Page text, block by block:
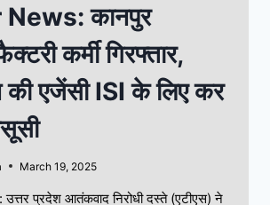
कानपुर
कर्मी गिरफ्तार,
की एजेंसी ISI के लिए कर
March 19, 2025
प्रदेश आतंकवाद निरोधी दस्ते (एटीएस) ने